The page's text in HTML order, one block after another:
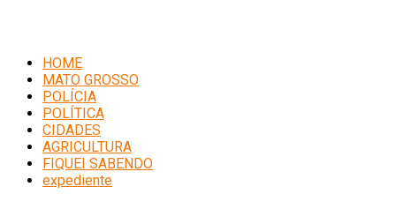
HOME
MATO GROSSO
POLÍCIA
POLÍTICA
CIDADES
AGRICULTURA
FIQUEI SABENDO
expediente